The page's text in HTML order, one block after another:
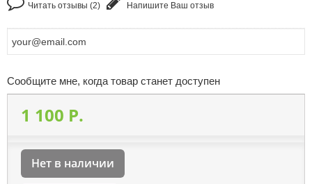
Читать отзывы (2) Напишите Ваш отзыв
Сообщите мне, когда товар станет доступен
1 100 P.
Нет в наличии